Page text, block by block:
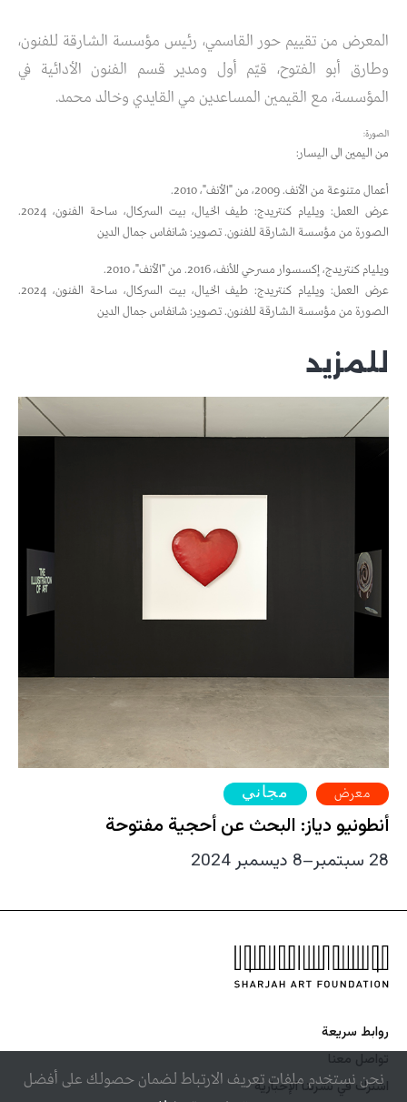
المعرض من تقييم حور القاسمي، رئيس مؤسسة الشارقة للفنون،
وطارق أبو الفتوح، قيّم أول ومدير قسم الفنون الأدائية في
المؤسسة، مع القيمين المساعدين مي القايدي وخالد محمد.
الصورة:
من اليمين الى اليسار:
أعمال متنوعة من الأنف. 2009، من "الأنف"، 2010.
عرض العمل: ويليام كنتريدج: طيف الخيال، بيت السركال، ساحة الفنون، 2024.
الصورة من مؤسسة الشارقة للفنون. تصوير: شانفاس جمال الدين
ويليام كنتريدج، إكسسوار مسرحي للأنف، 2016. من "الأنف"، 2010.
عرض العمل: ويليام كنتريدج: طيف الخيال، بيت السركال، ساحة الفنون، 2024.
الصورة من مؤسسة الشارقة للفنون. تصوير: شانفاس جمال الدين
للمزيد
معرض مجاني
أنطونيو دياز: البحث عن أحجية مفتوحة
28 سبتمبر–8 ديسمبر 2024
روابط سريعة
تواصل معنا
اشترك في نشرتنا الإخبارية
نحن نستخدم ملفات تعريف الارتباط لضمان حصولك على أفضل